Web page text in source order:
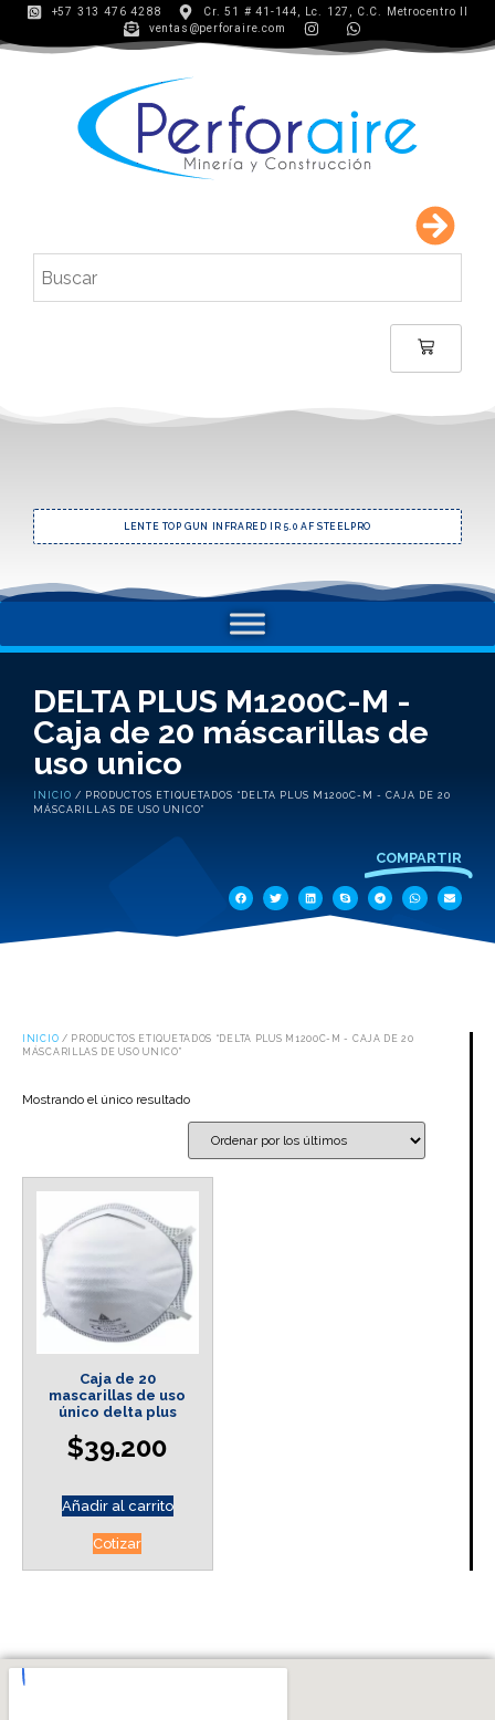
+57 313 476 4288
Cr. 51 # 41-144, Lc. 127, C.C. Metrocentro II
ventas@perforaire.com
LENTE TOP GUN INFRARED IR 5.0 AF STEELPRO
DELTA PLUS M1200C-M -
Caja de 20 máscarillas de
uso unico
INICIO / PRODUCTOS ETIQUETADOS “DELTA PLUS M1200C-M - CAJA DE 20
MÁSCARILLAS DE USO UNICO”
COMPARTIR
INICIO / PRODUCTOS ETIQUETADOS “DELTA PLUS M1200C-M - CAJA DE 20
MÁSCARILLAS DE USO UNICO”
Mostrando el único resultado
Caja de 20
mascarillas de uso
único delta plus
$39.200
Añadir al carrito
Cotizar